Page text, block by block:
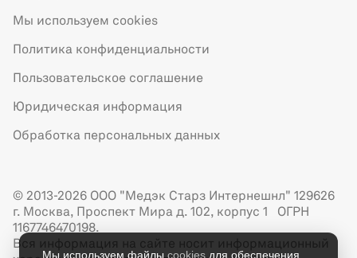
Мы используем cookies
Политика конфиденциальности
Пользовательское соглашение
Юридическая информация
Обработка персональных данных
© 2013-2026 ООО "Медэк Старз Интернешнл" 129626
г. Москва, Проспект Мира д. 102, корпус 1 ОГРН
1167746470198.
Вся информация на сайте носит информационный
Мы используем файлыcookies для обеспечения